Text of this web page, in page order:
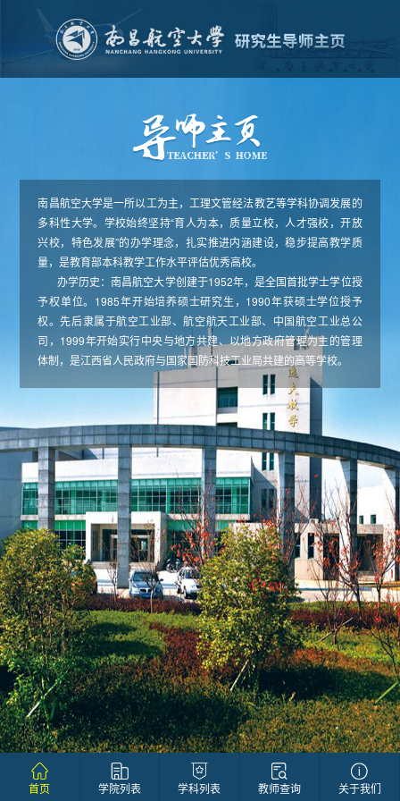
南昌航空大学是一所以工为主，工理文管经法教艺等学科协调发展的
多科性大学。学校始终坚持“育人为本，质量立校，人才强校，开放
兴校，特色发展”的办学理念，扎实推进内涵建设，稳步提高教学质
量，是教育部本科教学工作水平评估优秀高校。
办学历史：南昌航空大学创建于1952年，是全国首批学士学位授
予权单位。1985年开始培养硕士研究生，1990年获硕士学位授予
权。先后隶属于航空工业部、航空航天工业部、中国航空工业总公
司，1999年开始实行中央与地方共建、以地方政府管理为主的管理
体制，是江西省人民政府与国家国防科技工业局共建的高等学校。
首页 学院列表 学科列表 教师查询 关于我们